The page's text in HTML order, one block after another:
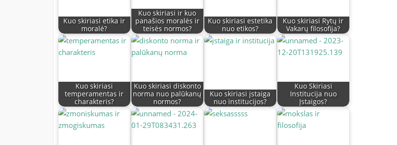
Kuo skiriasi etika ir
moralė?
Kuo skiriasi ir kuo
panašios moralės ir
teisės normos?
Kuo skiriasi estetika
nuo etikos?
Kuo skiriasi Rytų ir
Vakarų filosofija?
Kuo skiriasi
temperamentas ir
charakteris?
Kuo skiriasi diskonto
norma nuo palūkanų
normos?
Kuo skiriasi įstaiga
nuo institucijos?
Kuo Skiriasi
Institucija nuo
Įstaigos?